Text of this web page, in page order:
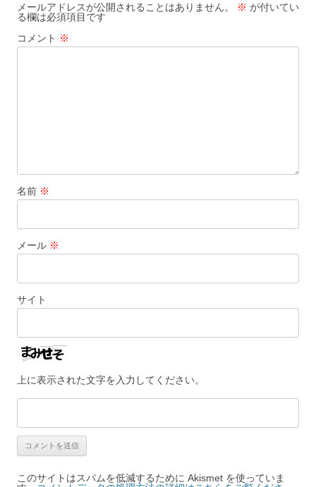
メールアドレスが公開されることはありません。 ※ が付いてい
る欄は必須項目です
コメント ※
名前 ※
メール ※
サイト
上に表示された文字を入力してください。
このサイトはスパムを低減するために Akismet を使っていま